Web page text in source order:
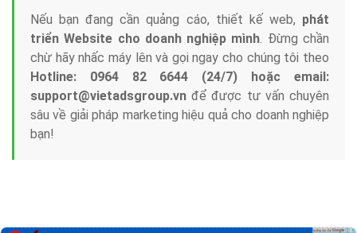
Nếu bạn đang cần quảng cáo, thiết kế web, phát
triển Website cho doanh nghiệp mình. Đừng chần
chừ hãy nhấc máy lên và gọi ngay cho chúng tôi theo
Hotline: 0964 82 6644 (24/7) hoặc email:
support@vietadsgroup.vn để được tư vấn chuyên
sâu về giải pháp marketing hiệu quả cho doanh nghiệp
bạn!